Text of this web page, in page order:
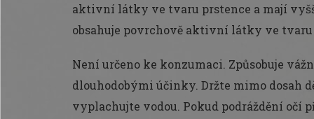
aktivní látky ve tvaru prstence a mají
obsahuje povrchově aktivní látky ve tvaru
Není určeno ke konzumaci. Způsobuje
dlouhodobými účinky. Držte mimo dosah
vyplachujte vodou. Pokud podráždění očí